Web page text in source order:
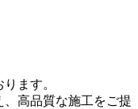
ます。
高品質な施工をご提